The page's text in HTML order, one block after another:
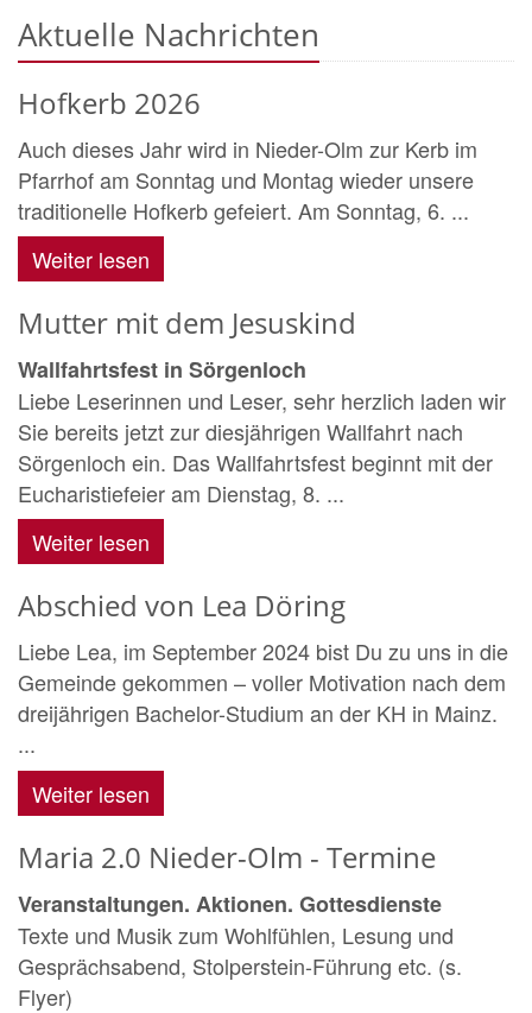
Aktuelle Nachrichten
Hofkerb 2026
Auch dieses Jahr wird in Nieder-Olm zur Kerb im
Pfarrhof am Sonntag und Montag wieder unsere
traditionelle Hofkerb gefeiert. Am Sonntag, 6. ...
Weiter lesen
Mutter mit dem Jesuskind
Wallfahrtsfest in Sörgenloch
Liebe Leserinnen und Leser, sehr herzlich laden wir
Sie bereits jetzt zur diesjährigen Wallfahrt nach
Sörgenloch ein. Das Wallfahrtsfest beginnt mit der
Eucharistiefeier am Dienstag, 8. ...
Weiter lesen
Abschied von Lea Döring
Liebe Lea, im September 2024 bist Du zu uns in die
Gemeinde gekommen – voller Motivation nach dem
dreijährigen Bachelor-Studium an der KH in Mainz.
...
Weiter lesen
Maria 2.0 Nieder-Olm - Termine
Veranstaltungen. Aktionen. Gottesdienste
Texte und Musik zum Wohlfühlen, Lesung und
Gesprächsabend, Stolperstein-Führung etc. (s.
Flyer)